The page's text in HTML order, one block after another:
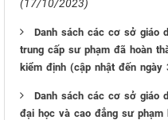
(17/10/2023)
Danh sách các cơ sở giáo
trung cấp sư phạm đã hoàn
kiểm định (cập nhật đến ngày
Danh sách các cơ sở giáo
đại học và cao đẳng sư phạm